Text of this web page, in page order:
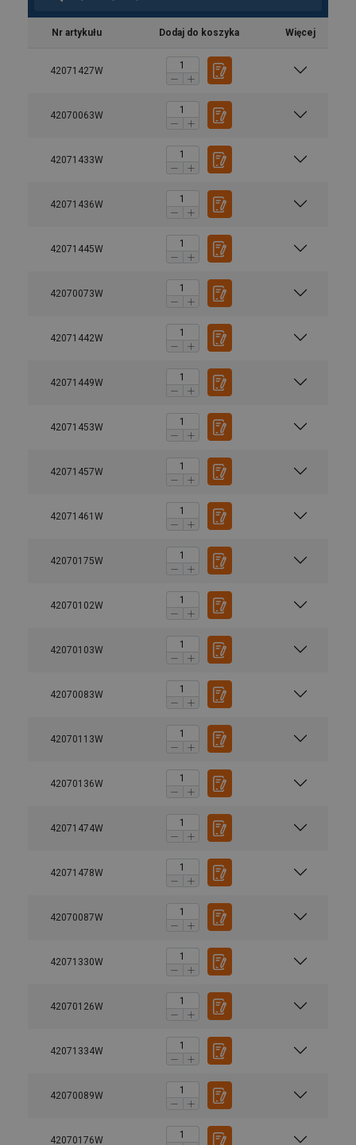
Nr artykułu Dodaj do koszyka Więcej
42071427W
42070063W
42071433W
42071436W
42071445W
42070073W
42071442W
42071449W
42071453W
42071457W
42071461W
42070175W
42070102W
42070103W
42070083W
42070113W
42070136W
42071474W
42071478W
42070087W
42071330W
42070126W
42071334W
42070089W
42070176W